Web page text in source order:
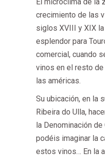
crecimiento de las
siglos XVIII y XIX
esplendor para
comercial, cuando
vinos en el resto de
las américas.
Su ubicación, en la
Ribeira do Ulla,
la Denominación de
podéis imaginar la
estos vinos… En la